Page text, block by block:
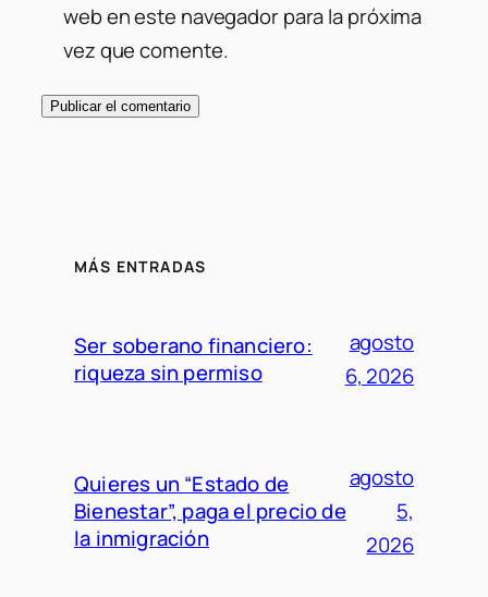
web en este navegador para la próxima
vez que comente.
MÁS ENTRADAS
Ser soberano financiero:
riqueza sin permiso
agosto
6, 2026
Quieres un “Estado de
Bienestar”, paga el precio de
la inmigración
agosto
5,
2026